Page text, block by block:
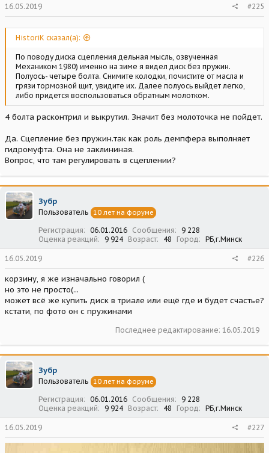
16.05.2019 #225
HistoriK сказал(а):
По поводу диска сцепления дельная мысль, озвученная
Механиком 1980) именно на зиме я видел диск без пружин.
Полуось- четыре болта. Снимите колодки, почистите от масла и
грязи тормозной щит, увидите их. Далее полуось выйдет легко,
либо придется воспользоваться обратным молотком.
4 болта расконтрил и выкрутил. Значит без молоточка не пойдет.
Да. Сцепление без пружин.так как роль демпфера выполняет
гидромуфта. Она не заклининая.
Вопрос, что там регулировать в сцеплении?
Зубр
Пользователь 10 лет на форуме
Регистрация 06.01.2016 Сообщения
9 228
Оценка реакций
9 924 Возраст 48 Город РБ,г.Минск
16.05.2019 #226
корзину, я же изначально говорил (
но это не просто(...
может всё же купить диск в триале или ещё где и будет счастье?
кстати, по фото он с пружинами
Последнее редактирование: 16.05.2019
Зубр
Пользователь 10 лет на форуме
Регистрация 06.01.2016 Сообщения
9 228
Оценка реакций
9 924 Возраст 48 Город РБ,г.Минск
16.05.2019 #227